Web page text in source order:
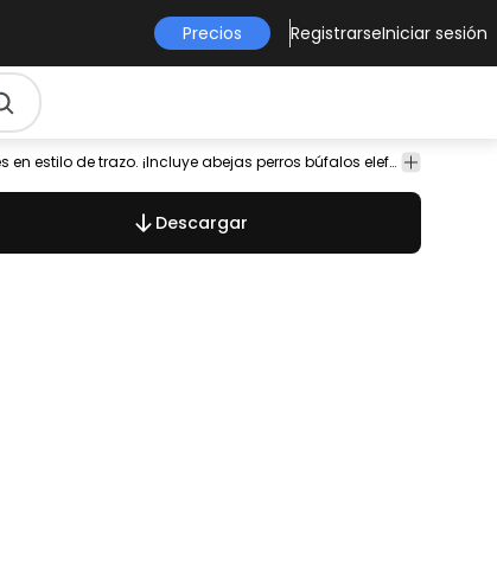
Precios RegistrarseIniciar sesión
delfín
fauna
vida
insectos niños pequeño
Lindo conjunto que presenta varios animales en estilo de trazo. ¡Incluye abejas perros búfalos elefantes delfines y más! Cada uno se puede utilizar individualmente.
Descargar